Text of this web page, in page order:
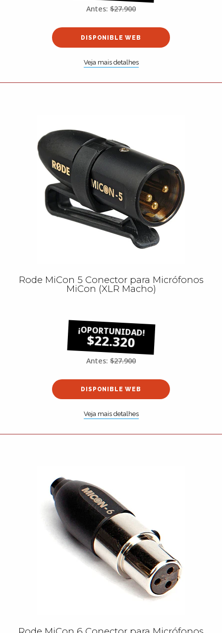
Antes: $27.900
DISPONIBLE WEB
Veja mais detalhes
Rode MiCon 5 Conector para Micrófonos
MiCon (XLR Macho)
$22.320
Antes: $27.900
DISPONIBLE WEB
Veja mais detalhes